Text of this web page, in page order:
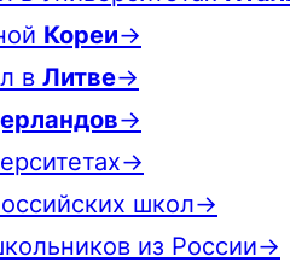
Кореи→
в Литве→
→
школ→
из России→